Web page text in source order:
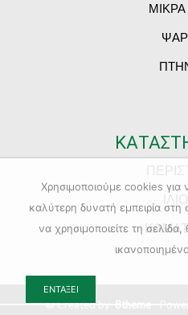
© Created by
Χρησιμοποιούμε cookies
καλύτερη δυνατή εμπειρία
να χρησιμοποιείτε τη
ΕΝΤΆΞΕΙ